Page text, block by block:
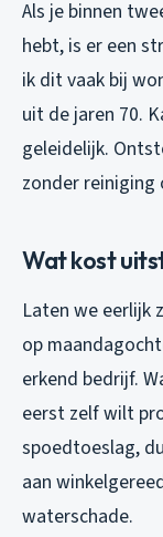
Als je binnen
hebt, is er een
ik dit vaak bij
uit de jaren 70.
geleidelijk.
zonder
Wat kost
Laten we eerlijk
op
erkend bedrijf.
eerst zelf wilt
spoedtoeslag,
aan
waterschade.